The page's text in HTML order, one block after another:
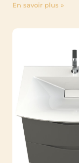
En savoir plus »